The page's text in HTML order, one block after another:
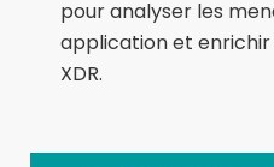
pour analyser les
application et enrichir
XDR.